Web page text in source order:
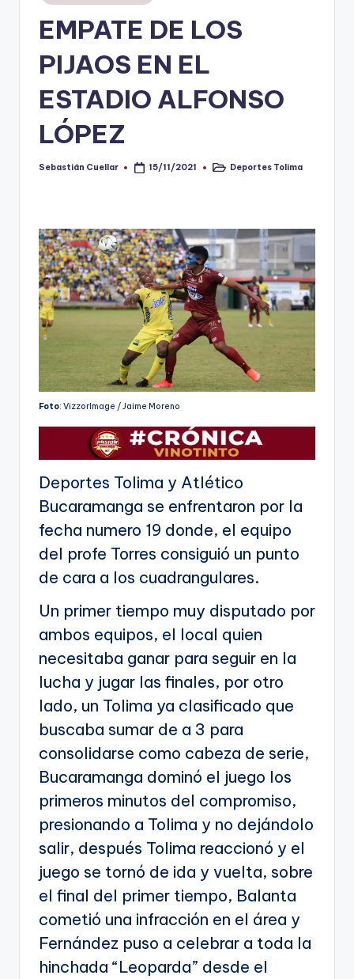
V
en
EMPATE DE LOS
PIJAOS EN EL
ESTADIO ALFONSO
LÓPEZ
Publicado
Sebastián Cuellar 15/11/2021
Publicado
Deportes Tolima
Foto: VizzorImage / Jaime Moreno
Deportes Tolima y Atlético
Bucaramanga se enfrentaron por la
fecha numero 19 donde, el equipo
del profe Torres consiguió un punto
de cara a los cuadrangulares.
Un primer tiempo muy disputado por
ambos equipos, el local quien
necesitaba ganar para seguir en la
lucha y jugar las finales, por otro
lado, un Tolima ya clasificado que
buscaba sumar de a 3 para
consolidarse como cabeza de serie,
Bucaramanga dominó el juego los
primeros minutos del compromiso,
presionando a Tolima y no dejándolo
salir, después Tolima reaccionó y el
juego se tornó de ida y vuelta, sobre
el final del primer tiempo, Balanta
cometió una infracción en el área y
Fernández puso a celebrar a toda la
hinchada “Leoparda” desde el